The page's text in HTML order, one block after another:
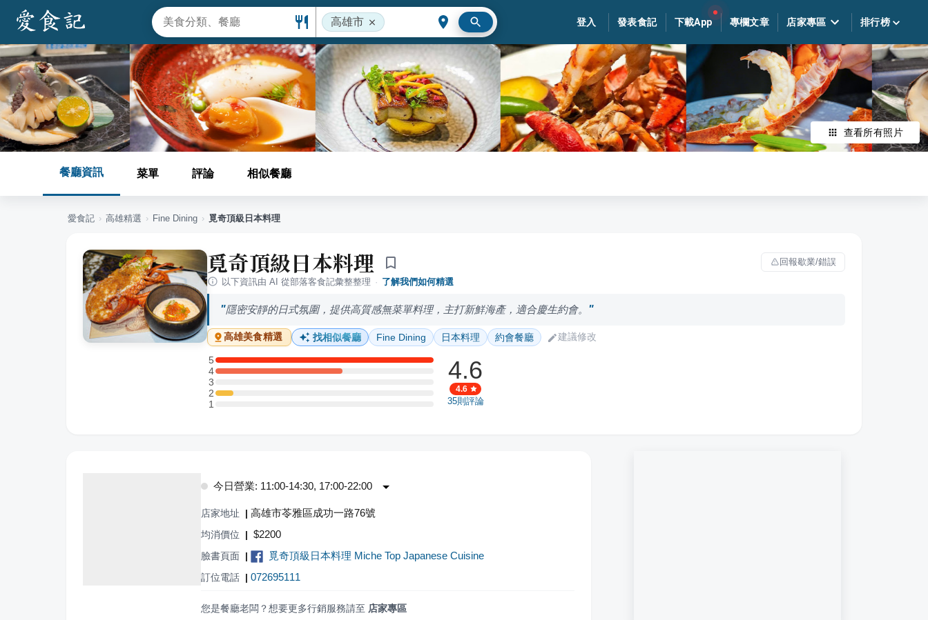
高雄市 登入 發表食記 下載App 專欄文章 店家專區 排行榜
查看所有照片
餐廳資訊 菜單 評論 相似餐廳
愛食記 › 高雄精選 › Fine Dining › 覓奇頂級日本料理
覓奇頂級日本料理
回報歇業/錯誤
以下資訊由 AI 從部落客食記彙整整理 · 了解我們如何精選
隱密安靜的日式氛圍，提供高質感無菜單料理，主打新鮮海產，適合慶生約會。
高雄美食精選 找相似餐廳 Fine Dining 日本料理 約會餐廳 建議修改
5
5 星：12 則評論
4
4 星：7 則評論
3
3 星：0 則評論
2
2 星：1 則評論
11 星：0 則評論
4.6
4.6
35則評論
今日營業: 11:00-14:30, 17:00-22:00
店家地址 | 高雄市苓雅區成功一路76號
均消價位 | $2200
臉書頁面 | 覓奇頂級日本料理 Miche Top Japanese Cuisine
訂位電話 | 072695111
您是餐廳老闆？想要更多行銷服務請至 店家專區